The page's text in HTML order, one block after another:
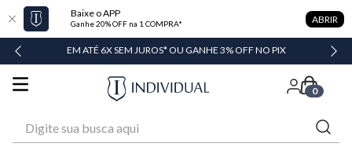
Baixe o APP
Ganhe 20% OFF na 1 COMPRA* ABRIR
EM ATÉ 6X SEM JUROS* OU GANHE 3% OFF NO PIX
0